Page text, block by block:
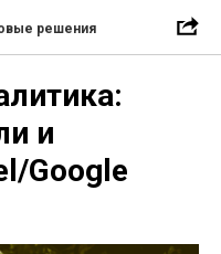
решения
и
Google